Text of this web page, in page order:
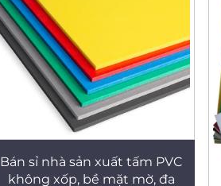
Bán sỉ nhà sản xuất tấm PVC
không xốp, bề mặt mờ, đa